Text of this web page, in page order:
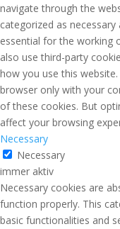
navigate through the
categorized as
essential for the working
also use third-party
how you use this
browser only with your
of these cookies. But
affect your browsing
Necessary
Necessary
immer aktiv
Necessary cookies are
function properly. This
basic functionalities and